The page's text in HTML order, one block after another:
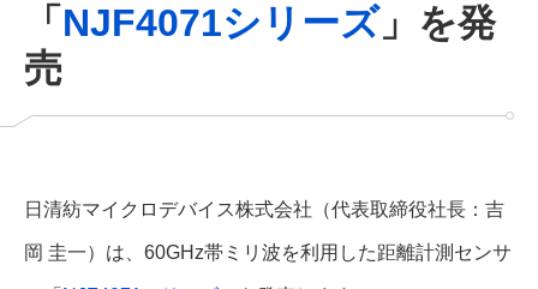
「 NJF4071シリーズ」を発
売
日清紡マイクロデバイス株式会社（代表取締役社長：吉
岡 圭一）は、60GHz帯ミリ波を利用した距離計測センサ